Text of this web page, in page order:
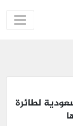
لطائرة